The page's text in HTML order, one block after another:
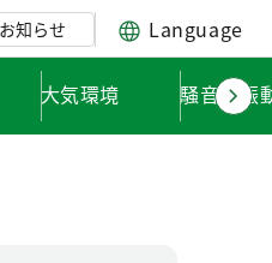
お知らせ Language
大気環境 騒音・振